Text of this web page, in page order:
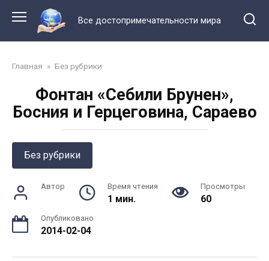
контенту
Все достопримечательности мира
Главная » Без рубрики
Фонтан «Себили Брунен»,
Босния и Герцеговина, Сараево
Без рубрики
Автор Время чтения
1 мин.
Просмотры
60
Опубликовано
2014-02-04